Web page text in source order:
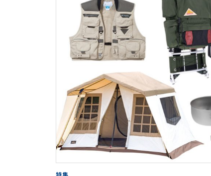
特集